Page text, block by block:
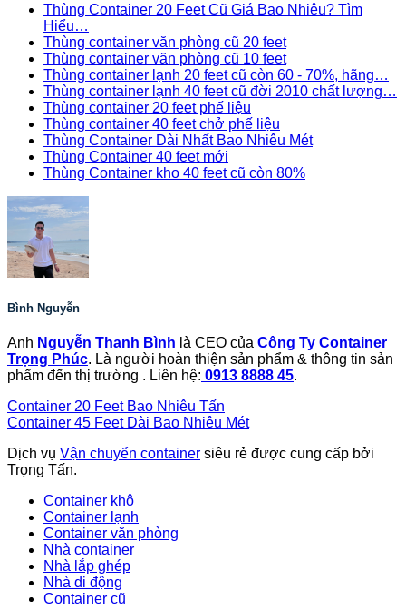
Thùng Container 20 Feet Cũ Giá Bao Nhiêu? Tìm
Hiểu…
Thùng container văn phòng cũ 20 feet
Thùng container văn phòng cũ 10 feet
Thùng container lạnh 20 feet cũ còn 60 - 70%, hãng…
Thùng container lạnh 40 feet cũ đời 2010 chất lượng…
Thùng container 20 feet phế liệu
Thùng container 40 feet chở phế liệu
Thùng Container Dài Nhất Bao Nhiêu Mét
Thùng Container 40 feet mới
Thùng Container kho 40 feet cũ còn 80%
Bình Nguyễn
Anh Nguyễn Thanh Bình là CEO của Công Ty Container
Trọng Phúc. Là người hoàn thiện sản phẩm & thông tin sản
phẩm đến thị trường . Liên hệ: 0913 8888 45.
Container 20 Feet Bao Nhiêu Tấn
Container 45 Feet Dài Bao Nhiêu Mét
Dịch vụ Vận chuyển container siêu rẻ được cung cấp bởi
Trọng Tấn.
Container khô
Container lạnh
Container văn phòng
Nhà container
Nhà lắp ghép
Nhà di động
Container cũ